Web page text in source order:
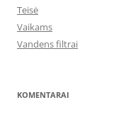
Teisė
Vaikams
Vandens filtrai
KOMENTARAI